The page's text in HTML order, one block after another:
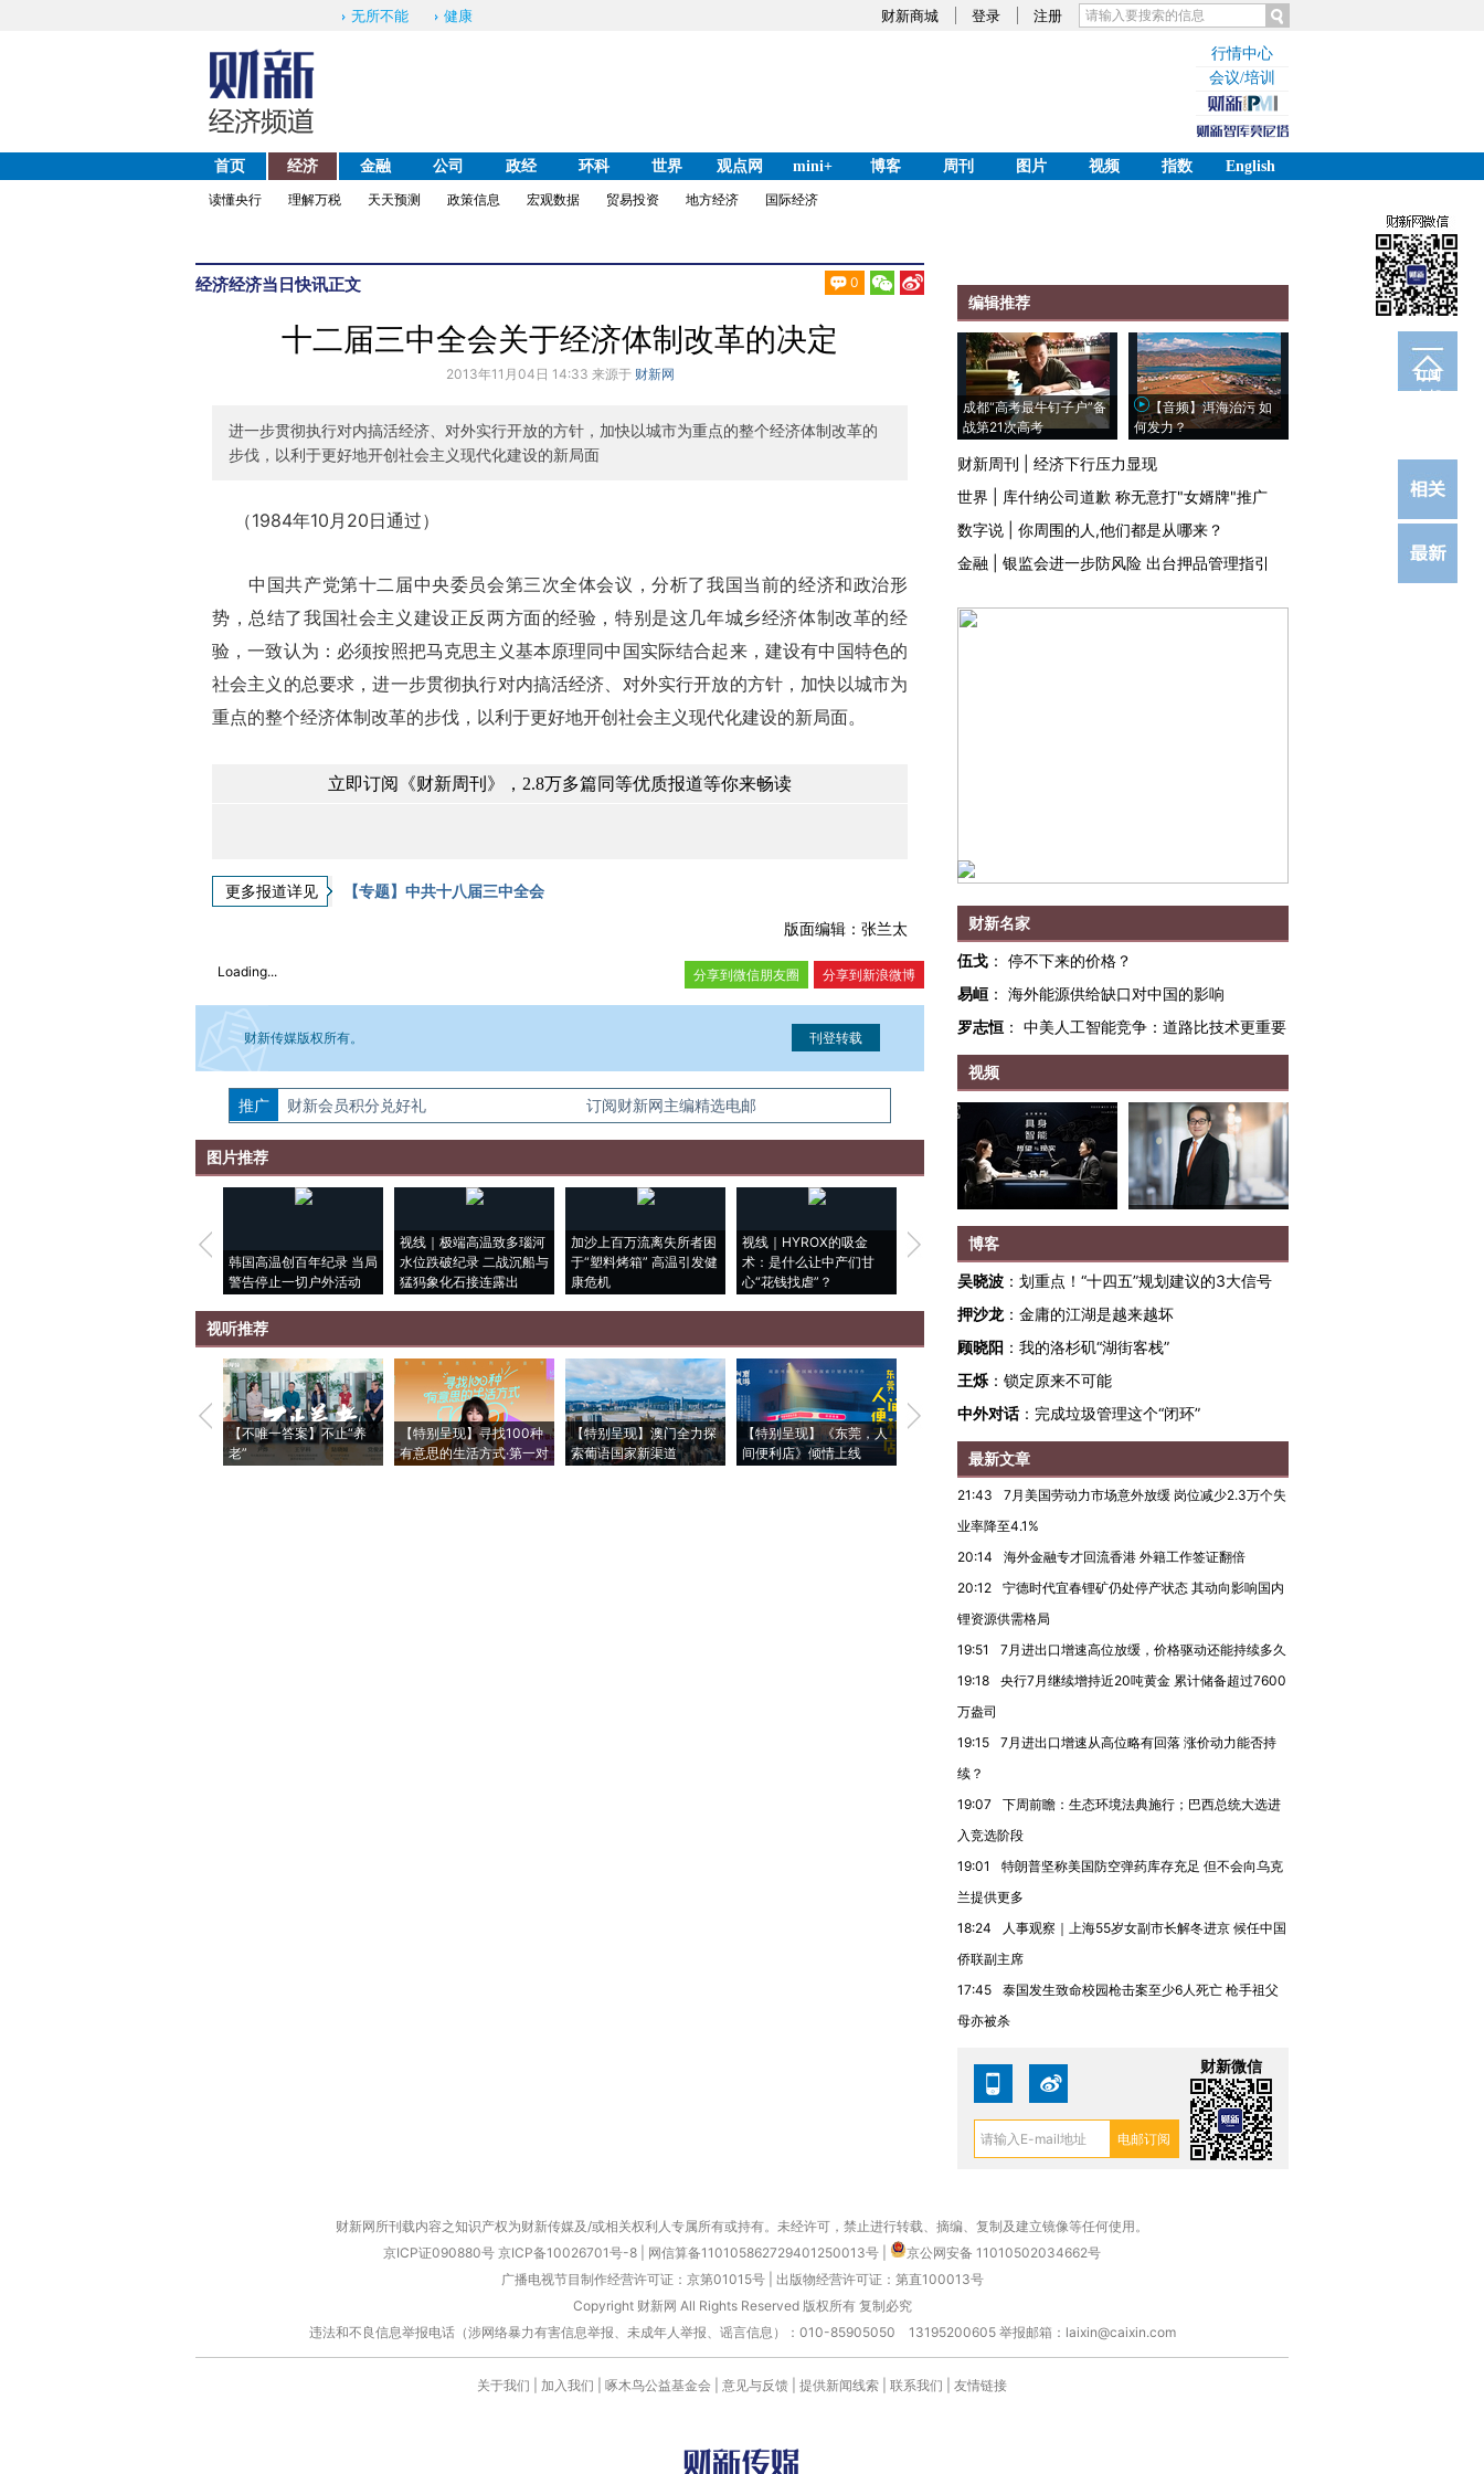
财新商城 登录 注册
无所不能 健康
行情中心
会议/培训
首页 经济 金融 公司 政经 环科 世界 观点网 mini+ 博客 周刊 图片 视频 指数
English
读懂央行
理解万税 天天预测 政策信息 宏观数据 贸易投资 地方经济 国际经济
经济经济当日快讯正文 0
订阅
电邮
十二届三中全会关于经济体制改革的决定
2013年11月04日 14:33 来源于 财新网
进一步贯彻执行对内搞活经济、对外实行开放的方针，加快以城市为重点的整个经济体制改革的
步伐，以利于更好地开创社会主义现代化建设的新局面
（1984年10月20日通过）
中国共产党第十二届中央委员会第三次全体会议，分析了我国当前的经济和政治形
势，总结了我国社会主义建设正反两方面的经验，特别是这几年城乡经济体制改革的经
验，一致认为：必须按照把马克思主义基本原理同中国实际结合起来，建设有中国特色的
社会主义的总要求，进一步贯彻执行对内搞活经济、对外实行开放的方针，加快以城市为
重点的整个经济体制改革的步伐，以利于更好地开创社会主义现代化建设的新局面。
立即订阅《财新周刊》，2.8万多篇同等优质报道等你来畅读
更多报道详见
【专题】中共十八届三中全会
版面编辑：张兰太
Loading... 分享到新浪微博
分享到微信朋友圈
财新传媒版权所有。
如需刊登转载请点击右侧按钮，提交相关信息。经确认即可刊登转载。
推广 财新会员积分兑好礼 订阅财新网主编精选电邮
图片推荐
韩国高温创百年纪录 当局
警告停止一切户外活动
视线｜极端高温致多瑙河
水位跌破纪录 二战沉船与
猛犸象化石接连露出
加沙上百万流离失所者困
于“塑料烤箱” 高温引发健
康危机
视线｜HYROX的吸金
术：是什么让中产们甘
心“花钱找虐”？
马航飞行员跨国走私7万
粒摇头丸 尿检体内含3种
度Z世代 用街头抗争将教
育部长拱下台
机”？难民潮撕裂西班牙
飞地休达
视听推荐
【不唯一答案】不止“养
老”
【特别呈现】寻找100种
有意思的生活方式·第一对
【特别呈现】澳门全力探
索葡语国家新渠道
【特别呈现】《东莞，人
间便利店》倾情上线
【推广】走进第四届链博
编辑推荐
成都“高考最牛钉子户”备
战第21次高考
【音频】洱海治污 如
何发力？
财新周刊
经济下行压力显现
世界
库什纳公司道歉 称无意打"女婿牌"推广
数字说
你周围的人,他们都是从哪来？
金融
银监会进一步防风险 出台押品管理指引
财新名家
伍戈 ： 停不下来的价格？
易峘 ： 海外能源供给缺口对中国的影响
罗志恒 ： 中美人工智能竞争：道路比技术更重要
视频
博客
吴晓波 ： 划重点！“十四五”规划建议的3大信号
押沙龙 ： 金庸的江湖是越来越坏
顾晓阳 ： 我的洛杉矶“湖街客栈”
王烁 ： 锁定原来不可能
中外对话： 完成垃圾管理这个“闭环”
最新文章
21:43
7月美国劳动力市场意外放缓 岗位减少2.3万个失
业率降至4.1%
20:14
海外金融专才回流香港 外籍工作签证翻倍
20:12
宁德时代宜春锂矿仍处停产状态 其动向影响国内
锂资源供需格局
19:51
7月进出口增速高位放缓，价格驱动还能持续多久
19:18
央行7月继续增持近20吨黄金 累计储备超过7600
万盎司
19:15
7月进出口增速从高位略有回落 涨价动力能否持
续？
19:07
下周前瞻：生态环境法典施行；巴西总统大选进
入竞选阶段
19:01
特朗普坚称美国防空弹药库存充足 但不会向乌克
兰提供更多
18:24
人事观察｜上海55岁女副市长解冬进京 候任中国
侨联副主席
17:45
泰国发生致命校园枪击案至少6人死亡 枪手祖父
母亦被杀
财新微信
财新网所刊载内容之知识产权为财新传媒及/或相关权利人专属所有或持有。未经许可，禁止进行转载、摘编、复制及建立镜像等任何使用。
京ICP证090880号 京ICP备10026701号-8 网信算备110105862729401250013号
京公网安备 11010502034662号
广播电视节目制作经营许可证：京第01015号| 出版物经营许可证：第直100013号
Copyright 财新网 All Rights Reserved 版权所有 复制必究
违法和不良信息举报电话（涉网络暴力有害信息举报、未成年人举报、谣言信息）：010-85905050 13195200605 举报邮箱：laixin@caixin.com
关于我们 加入我们 啄木鸟公益基金会 意见与反馈 提供新闻线索 联系我们 友情链接